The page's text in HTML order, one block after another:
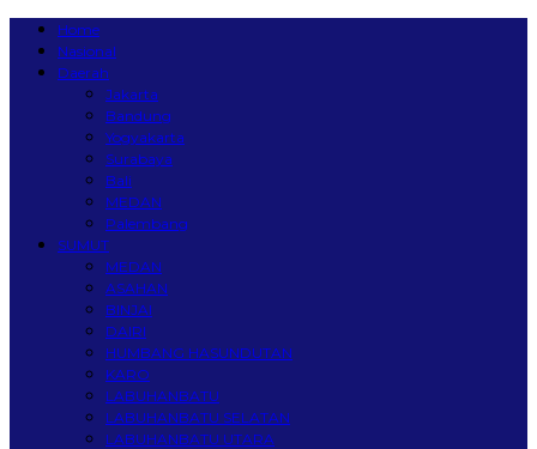
Home
Nasional
Daerah
Jakarta
Bandung
Yogyakarta
Surabaya
Bali
MEDAN
Palembang
SUMUT
MEDAN
ASAHAN
BINJAI
DAIRI
HUMBANG HASUNDUTAN
KARO
LABUHANBATU
LABUHANBATU SELATAN
LABUHANBATU UTARA